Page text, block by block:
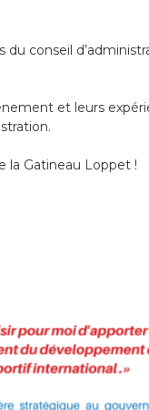
conseil
et leurs
la Gatineau Loppet !